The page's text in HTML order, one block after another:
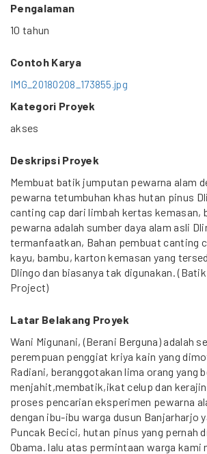
Pengalaman
10 tahun
Contoh Karya
IMG_20180208_173855.jpg
Kategori Proyek
akses
Deskripsi Proyek
Membuat batik jumputan pewarna alam
pewarna tetumbuhan khas hutan pinus
canting cap dari limbah kertas kemasan,
pewarna adalah sumber daya alam asli
termanfaatkan, Bahan pembuat canting
kayu, bambu, karton kemasan yang
Dlingo dan biasanya tak digunakan.
Project)
Latar Belakang Proyek
Wani Migunani, (Berani Berguna) adalah
perempuan penggiat kriya kain yang
Radiani, beranggotakan lima orang yang
menjahit,membatik,ikat celup dan
proses pencarian eksperimen pewarna
dengan ibu-ibu warga dusun Banjarharjo
Puncak Becici, hutan pinus yang pernah
Obama. lalu atas permintaan warga kami